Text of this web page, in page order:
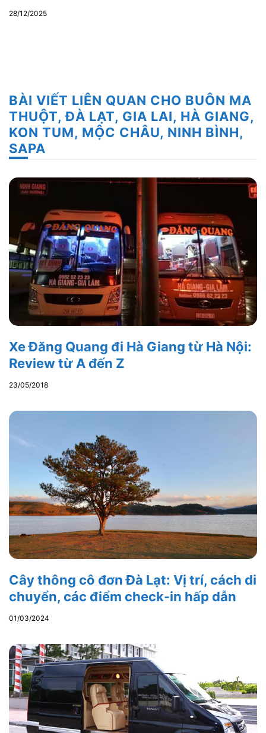
28/12/2025
BÀI VIẾT LIÊN QUAN CHO BUÔN MA
THUỘT, ĐÀ LẠT, GIA LAI, HÀ GIANG,
KON TUM, MỘC CHÂU, NINH BÌNH,
SAPA
Xe Đăng Quang đi Hà Giang từ Hà Nội:
Review từ A đến Z
23/05/2018
Cây thông cô đơn Đà Lạt: Vị trí, cách di
chuyển, các điểm check-in hấp dẫn
01/03/2024